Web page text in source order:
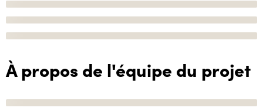
À propos de l'équipe du projet